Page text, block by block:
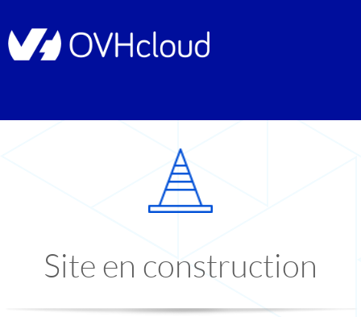
Site en construction